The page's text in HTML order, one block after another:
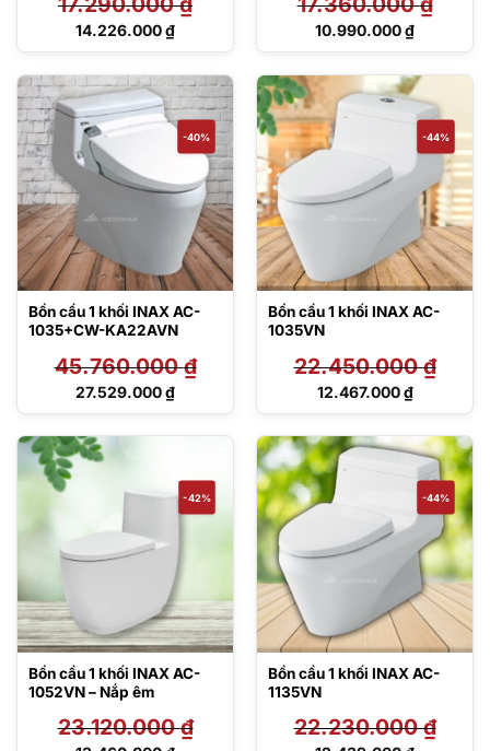
Giá
17.290.000 ₫.
14.226.000₫
Giá
tại
là:
14.226.000 ₫.
Giá
17.360.000 ₫.
10.990.000₫
Giá
là:
10.990.000 ₫.
-40%
Bồn cầu 1 khối INAX AC-
1035+CW-KA22AVN
45.760.000₫
Giá
27.529.000₫
Giá
27.529.000 ₫.
-44%
Bồn cầu 1 khối INAX AC-
1035VN
22.450.000₫
Giá
22.450.000 ₫.
12.467.000₫
Giá
tại
12.467.000 ₫.
-42%
Bồn cầu 1 khối INAX AC-
1052VN – Nắp êm
23.120.000₫
-44%
Bồn cầu 1 khối INAX AC-
1135VN
22.230.000₫